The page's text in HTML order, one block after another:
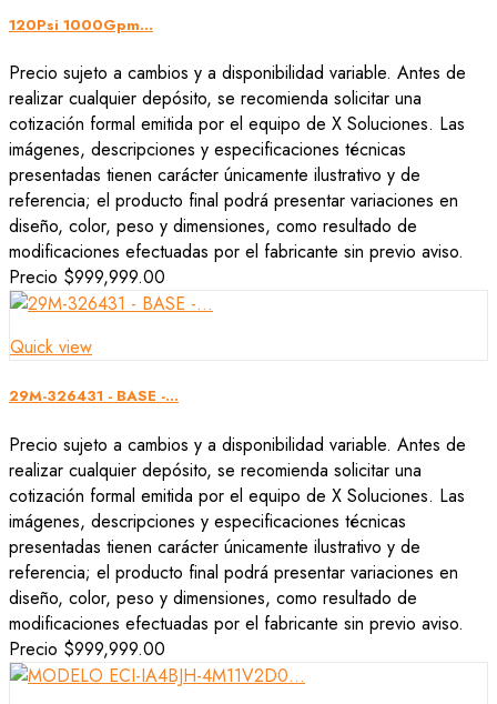
120Psi 1000Gpm...
Precio sujeto a cambios y a disponibilidad variable. Antes de
realizar cualquier depósito, se recomienda solicitar una
cotización formal emitida por el equipo de X Soluciones. Las
imágenes, descripciones y especificaciones técnicas
presentadas tienen carácter únicamente ilustrativo y de
referencia; el producto final podrá presentar variaciones en
diseño, color, peso y dimensiones, como resultado de
modificaciones efectuadas por el fabricante sin previo aviso.
Precio $999,999.00
Quick view
29M-326431 - BASE -...
Precio sujeto a cambios y a disponibilidad variable. Antes de
realizar cualquier depósito, se recomienda solicitar una
cotización formal emitida por el equipo de X Soluciones. Las
imágenes, descripciones y especificaciones técnicas
presentadas tienen carácter únicamente ilustrativo y de
referencia; el producto final podrá presentar variaciones en
diseño, color, peso y dimensiones, como resultado de
modificaciones efectuadas por el fabricante sin previo aviso.
Precio $999,999.00